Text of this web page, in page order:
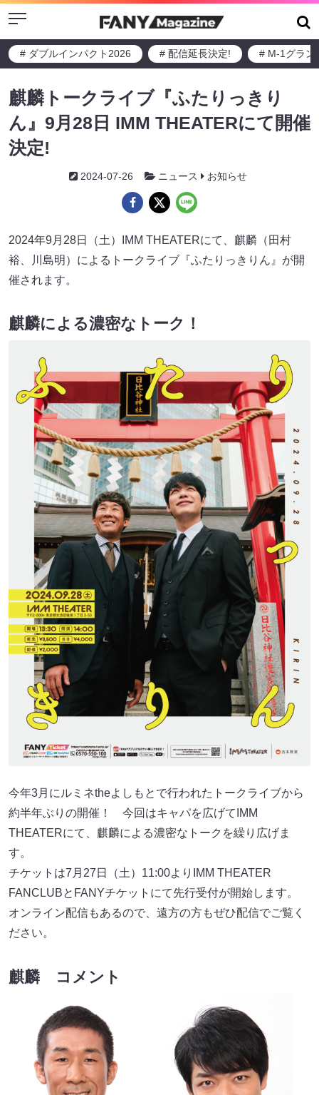
Menu
# ダブルインパクト2026 # 配信延長決定! # M-1グラン
麒麟トークライブ『ふたりっきり
ん』9月28日 IMM THEATERにて開催
決定!
2024-07-26 ニュース お知らせ
2024年9月28日（土）IMM THEATERにて、麒麟（田村
裕、川島明）によるトークライブ『ふたりっきりん』が開
催されます。
麒麟による濃密なトーク！
今年3月にルミネtheよしもとで行われたトークライブから
約半年ぶりの開催！ 今回はキャパを広げてIMM
THEATERにて、麒麟による濃密なトークを繰り広げま
す。
チケットは7月27日（土）11:00よりIMM THEATER
FANCLUBとFANYチケットにて先行受付が開始します。
オンライン配信もあるので、遠方の方もぜひ配信でご覧く
ださい。
麒麟 コメント